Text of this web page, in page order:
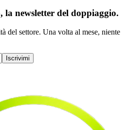
, la newsletter del doppiaggio.
del settore. Una volta al mese, niente
Iscrivimi